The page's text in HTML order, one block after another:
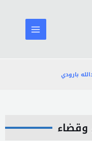
بارودي
وقضاء